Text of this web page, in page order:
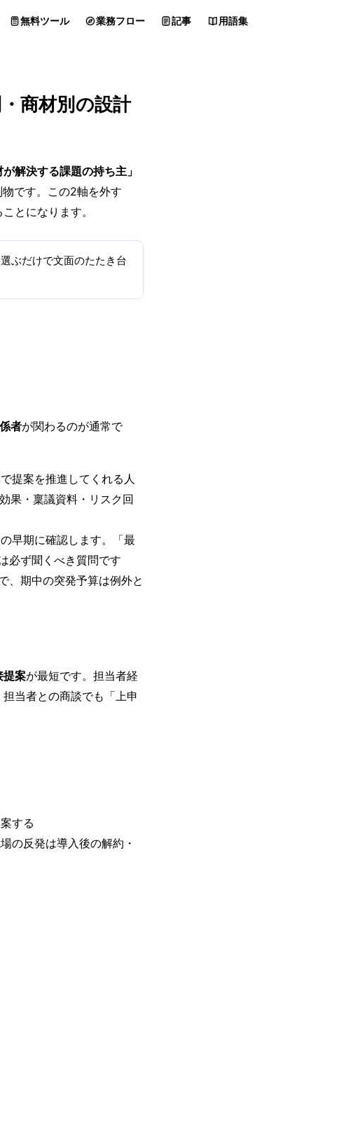
無料ツール 業務フロー 記事 用語集
商材別の設計
解決する課題の持ち主」
です。この2軸を外す
とになります。
ぶだけで文面のたたき台
者が関わるのが通常で
提案を推進してくれる人
果・稟議資料・リスク回
早期に確認します。「最
必ず聞くべき質問です
、期中の突発予算は例外と
提案が最短です。担当者経
当者との商談でも「上申
する
の反発は導入後の解約・